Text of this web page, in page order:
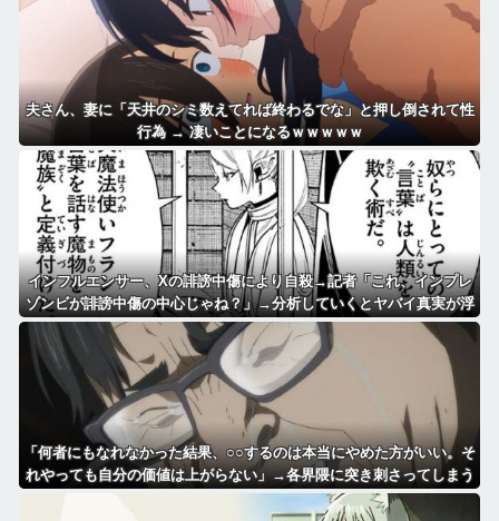
夫さん、妻に「天井のシミ数えてれば終わるでな」と押し倒されて性
行為 → 凄いことになるｗｗｗｗｗ
インフルエンサー、Xの誹謗中傷により自殺→記者「これ、インプレ
ゾンビが誹謗中傷の中心じゃね？」→分析していくとヤバイ真実が浮
かび上がる
「何者にもなれなかった結果、○○するのは本当にやめた方がいい。そ
れやっても自分の価値は上がらない」→各界隈に突き刺さってしまう